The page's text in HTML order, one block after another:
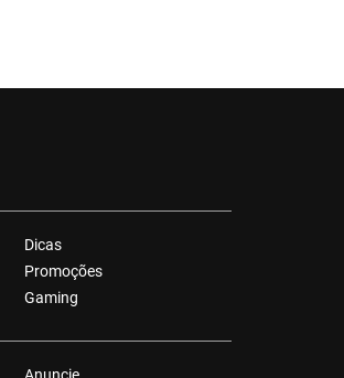
Dicas
Promoções
Gaming
Anuncie